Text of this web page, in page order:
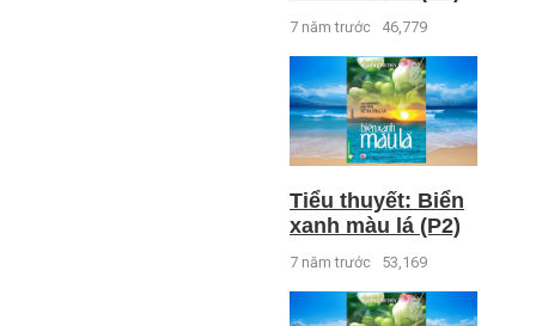
7 năm trước 46,779
Tiểu thuyết: Biển
xanh màu lá (P2)
7 năm trước 53,169